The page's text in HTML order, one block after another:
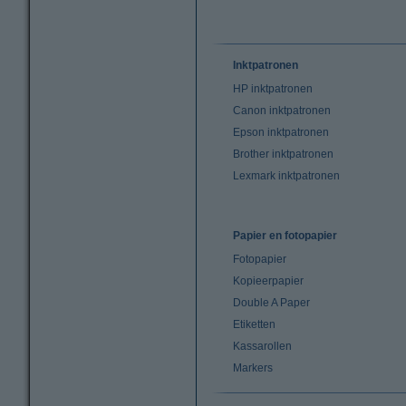
Inktpatronen
HP inktpatronen
Canon inktpatronen
Epson inktpatronen
Brother inktpatronen
Lexmark inktpatronen
Papier en fotopapier
Fotopapier
Kopieerpapier
Double A Paper
Etiketten
Kassarollen
Markers